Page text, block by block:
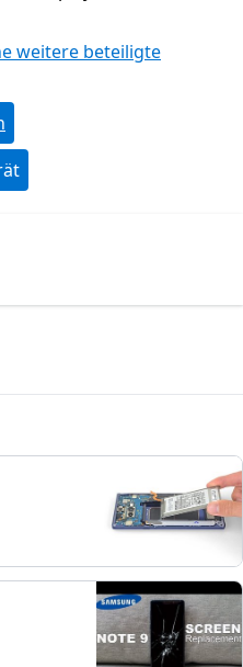
weitere beteiligte